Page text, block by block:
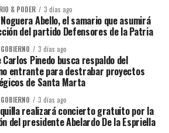
& PODER 3 días ago
Abello, el samario que asumirá
del partido Defensores de la Patria
3 días ago
Carlos Pinedo busca respaldo del
entrante para destrabar proyectos
de Santa Marta
3 días ago
realizará concierto gratuito por la
del presidente Abelardo De la Espriella